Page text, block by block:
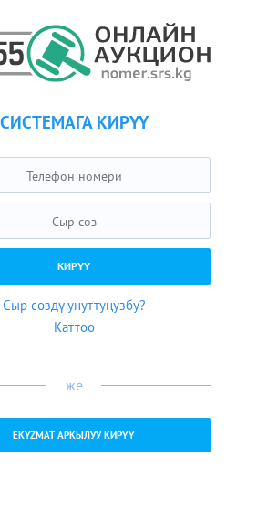
СИСТЕМАГА КИРҮҮ
Сыр сөздү унуттуңузбу?
Каттоо
же
EKYZMAT АРКЫЛУУ КИРҮҮ